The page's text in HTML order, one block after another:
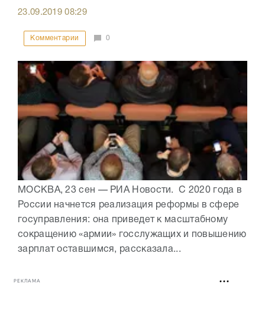
23.09.201908:29
Комментарии 0
МОСКВА, 23 сен — РИА Новости. С 2020 года в
России начнется реализация реформы в сфере
госуправления: она приведет к масштабному
сокращению «армии» госслужащих и повышению
зарплат оставшимся, рассказала...
РЕКЛАМА